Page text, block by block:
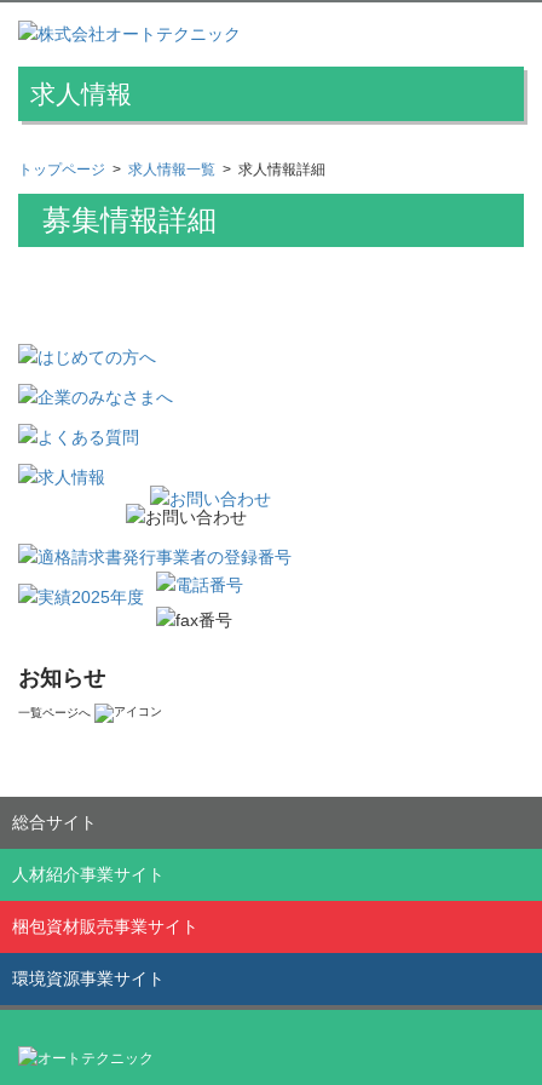
求人情報
トップページ > 求人情報一覧 > 求人情報詳細
募集情報詳細
お知らせ
一覧ページへ
総合サイト
人材紹介事業サイト
梱包資材販売事業サイト
環境資源事業サイト